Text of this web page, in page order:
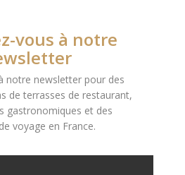
vous à notre
notre newsletter pour des
de terrasses de restaurant,
gastronomiques et des
voyage en France.